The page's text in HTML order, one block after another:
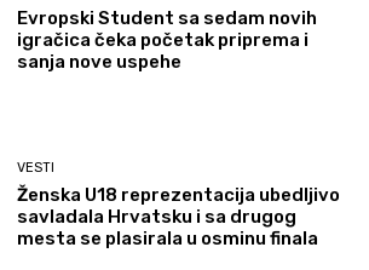
Evropski Student sa sedam novih
igračica čeka početak priprema i
sanja nove uspehe
VESTI
Ženska U18 reprezentacija ubedljivo
savladala Hrvatsku i sa drugog
mesta se plasirala u osminu finala